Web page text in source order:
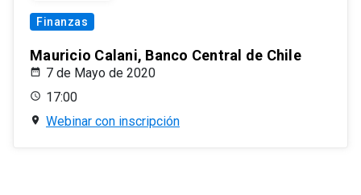
Finanzas
Mauricio Calani, Banco Central de Chile
7 de Mayo de 2020
17:00
Webinar con inscripción